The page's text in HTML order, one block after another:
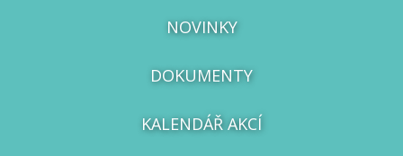
NOVINKY
DOKUMENTY
KALENDÁŘ AKCÍ